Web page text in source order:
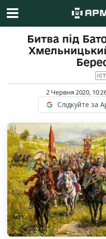
Битва під
2 Червня 2020,
Слідкуйте за